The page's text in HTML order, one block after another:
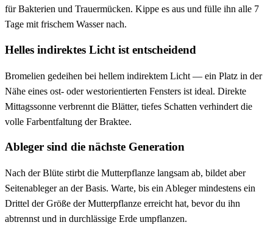
für Bakterien und Trauermücken. Kippe es aus und fülle ihn alle 7
Tage mit frischem Wasser nach.
Helles indirektes Licht ist entscheidend
Bromelien gedeihen bei hellem indirektem Licht — ein Platz in der
Nähe eines ost- oder westorientierten Fensters ist ideal. Direkte
Mittagssonne verbrennt die Blätter, tiefes Schatten verhindert die
volle Farbentfaltung der Braktee.
Ableger sind die nächste Generation
Nach der Blüte stirbt die Mutterpflanze langsam ab, bildet aber
Seitenableger an der Basis. Warte, bis ein Ableger mindestens ein
Drittel der Größe der Mutterpflanze erreicht hat, bevor du ihn
abtrennst und in durchlässige Erde umpflanzen.